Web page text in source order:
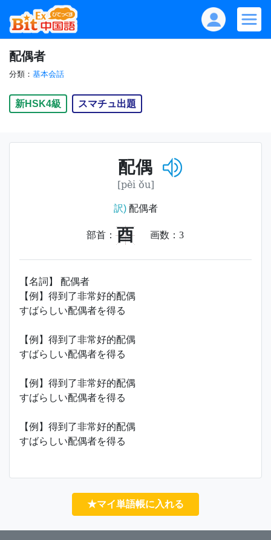
配偶者
分類： 基本会話
新HSK4級 スマチュ出題
配偶
[pèi ǒu]
訳)配偶者
部首： 酉 画数： 3
【名詞】 配偶者
【例】得到了非常好的配偶
すばらしい配偶者を得る
【例】得到了非常好的配偶
すばらしい配偶者を得る
【例】得到了非常好的配偶
すばらしい配偶者を得る
【例】得到了非常好的配偶
すばらしい配偶者を得る
★マイ単語帳に入れる